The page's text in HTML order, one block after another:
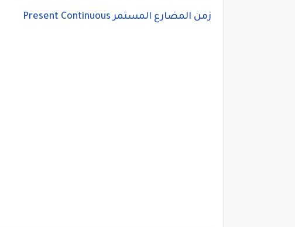
زمن المضارع المستمر Present Continuous